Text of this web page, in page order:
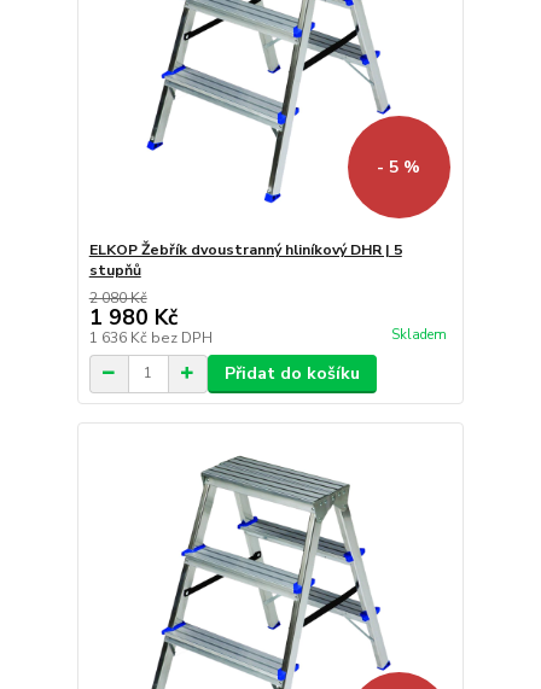
- 5 %
ELKOP Žebřík dvoustranný hliníkový DHR | 5
stupňů
2 080 Kč
1 980 Kč
1 636 Kč bez DPH Skladem
Přidat do košíku